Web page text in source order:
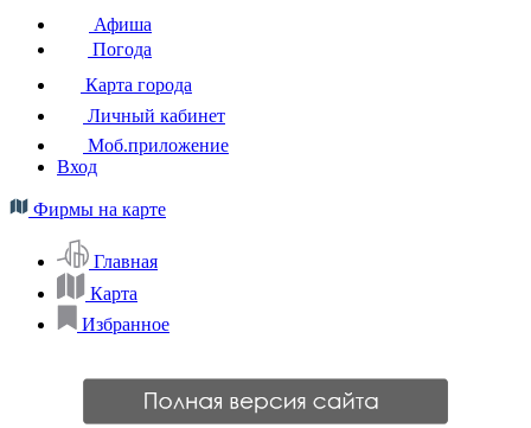
Афиша
Погода
Карта города
Личный кабинет
Моб.приложение
Вход
Фирмы на карте
Главная
Карта
Избранное